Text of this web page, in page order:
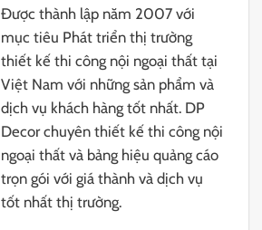
Được thành lập năm 2007 với
mục tiêu Phát triển thị trường
thiết kế thi công nội ngoại thất tại
Việt Nam với những sản phẩm và
dịch vụ khách hàng tốt nhất. DP
Decor chuyên thiết kế thi công nội
ngoại thất và bảng hiệu quảng cáo
trọn gói với giá thành và dịch vụ
tốt nhất thị trường.